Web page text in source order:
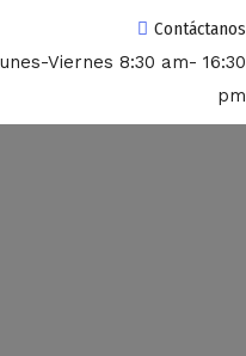
Contáctanos
Viernes 8:30 am- 16:30
pm